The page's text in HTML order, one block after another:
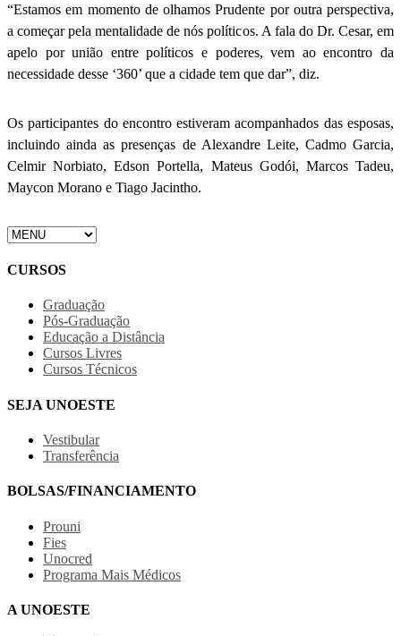
“Estamos em momento de olhamos Prudente por outra perspectiva,
a começar pela mentalidade de nós políticos. A fala do Dr. Cesar, em
apelo por união entre políticos e poderes, vem ao encontro da
necessidade desse ‘360’ que a cidade tem que dar”, diz.
Os participantes do encontro estiveram acompanhados das esposas,
incluindo ainda as presenças de Alexandre Leite, Cadmo Garcia,
Celmir Norbiato, Edson Portella, Mateus Godói, Marcos Tadeu,
Maycon Morano e Tiago Jacintho.
CURSOS
Graduação
Pós-Graduação
Educação a Distância
Cursos Livres
Cursos Técnicos
SEJA UNOESTE
Vestibular
Transferência
BOLSAS/FINANCIAMENTO
Prouni
Fies
Unocred
Programa Mais Médicos
A UNOESTE